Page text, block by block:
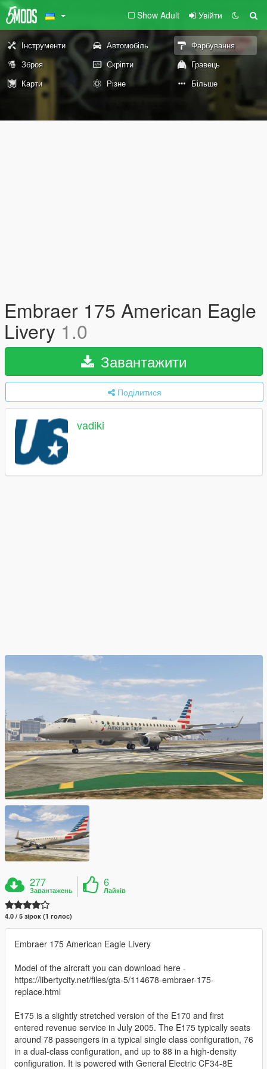
Show Adult Увійти
Інструменти Автомобіль
Фарбування
Зброя
Скріпти
Гравець
Карти
Різне Більше
Embraer 175 American Eagle
Livery 1.0
Завантажити
Поділитися
vadiki
277
Завантажень
6
Лайків
4.0 / 5 зірок (1 голос)
Embraer 175 American Eagle Livery
Model of the aircraft you can download here -
https://libertycity.net/files/gta-5/114678-embraer-175-
replace.html
E175 is a slightly stretched version of the E170 and first
entered revenue service in July 2005. The E175 typically seats
around 78 passengers in a typical single class configuration, 76
in a dual-class configuration, and up to 88 in a high-density
configuration. It is powered with General Electric CF34-8E